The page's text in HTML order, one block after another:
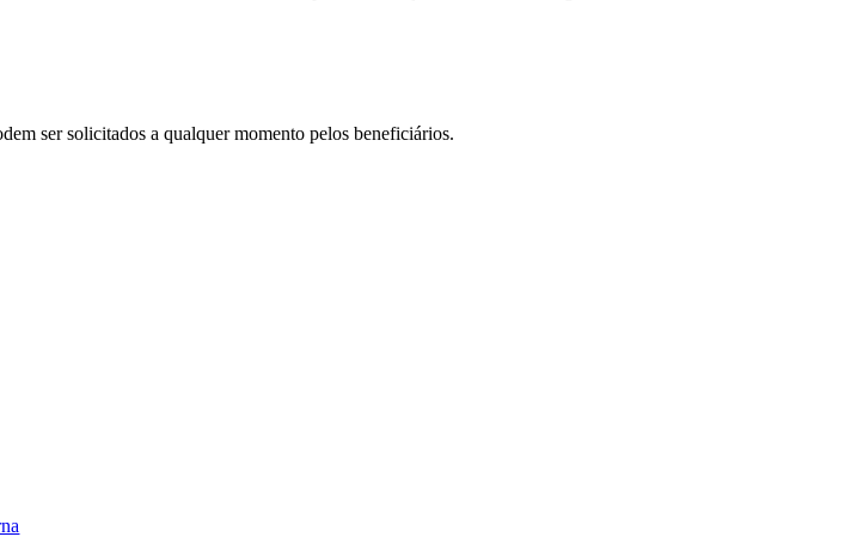
ser solicitados a qualquer momento pelos beneficiários.